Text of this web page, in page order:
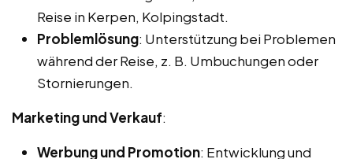
Reise in Kerpen, Kolpingstadt.
Problemlösung: Unterstützung bei Problemen
während der Reise, z. B. Umbuchungen oder
Stornierungen.
Marketing und Verkauf:
Werbung und Promotion: Entwicklung und